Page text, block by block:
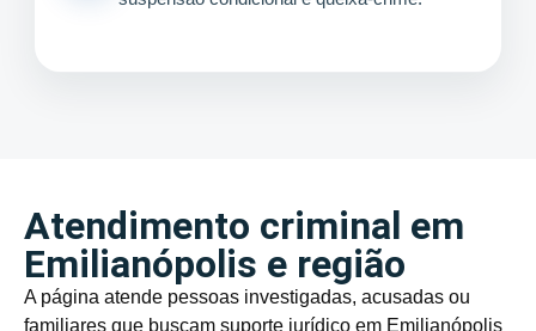
Atendimento criminal em
Emilianópolis e região
A página atende pessoas investigadas, acusadas ou
familiares que buscam suporte jurídico em Emilianópolis